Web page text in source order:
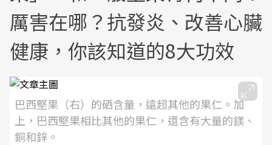
厲害在哪？抗發炎、改善心臟
健康，你該知道的8大功效
巴西堅果（右）的硒含量，遠超其他的果仁。加
上，巴西堅果相比其他的果仁，還含有大量的鎂、
銅和鋅。